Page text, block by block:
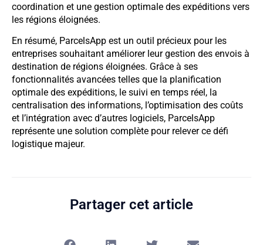
coordination et une gestion optimale des expéditions vers
les régions éloignées.
En résumé, ParcelsApp est un outil précieux pour les
entreprises souhaitant améliorer leur gestion des envois à
destination de régions éloignées. Grâce à ses
fonctionnalités avancées telles que la planification
optimale des expéditions, le suivi en temps réel, la
centralisation des informations, l’optimisation des coûts
et l’intégration avec d’autres logiciels, ParcelsApp
représente une solution complète pour relever ce défi
logistique majeur.
Partager cet article